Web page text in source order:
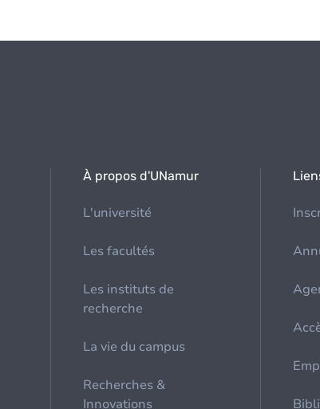
À propos d'UNamur
L'université
Les facultés
Les instituts de
recherche
La vie du campus
Recherches &
Innovations